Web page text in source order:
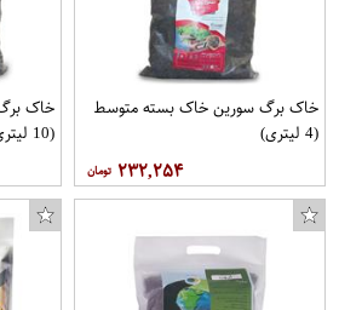
خاک برگ سورین خاک بسته متوسط
(4 لیتری)
۲۳۲,۲۵۴
خاک
(10 لیتری)